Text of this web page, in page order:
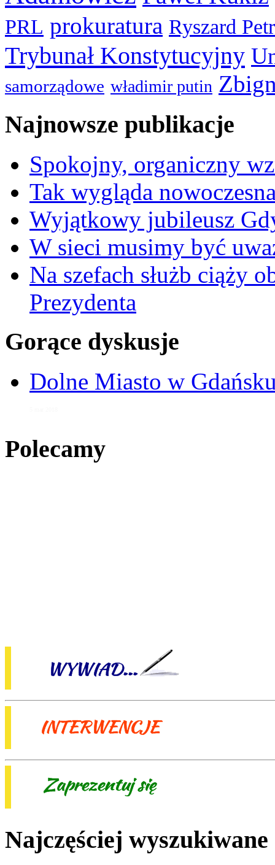
PRL prokuratura Ryszard
Trybunał Konstytucyjny
samorządowe władimir putin
Najnowsze publikacje
Spokojny, organiczny
Tak wygląda
Wyjątkowy jubileusz
W sieci musimy być
Na szefach służb ciąży
Prezydenta
Gorące dyskusje
Dolne Miasto w
Polecamy
Najczęściej wyszukiwane